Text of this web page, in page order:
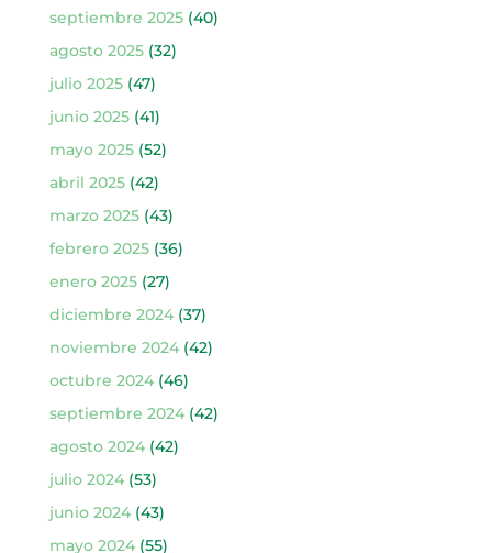
septiembre 2025(40)
agosto 2025(32)
julio 2025(47)
junio 2025(41)
mayo 2025(52)
abril 2025(42)
marzo 2025(43)
febrero 2025(36)
enero 2025(27)
diciembre 2024(37)
noviembre 2024(42)
octubre 2024(46)
septiembre 2024(42)
agosto 2024(42)
julio 2024(53)
junio 2024(43)
mayo 2024(55)